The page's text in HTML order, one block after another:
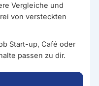
Vergleiche und
von versteckten
Start-up, Café oder
passen zu dir.